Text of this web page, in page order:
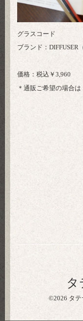
グラスコード
ブランド：DIFFUSER
価格：税込￥3,960
＊通販ご希望の場合は
タ
©2026タ